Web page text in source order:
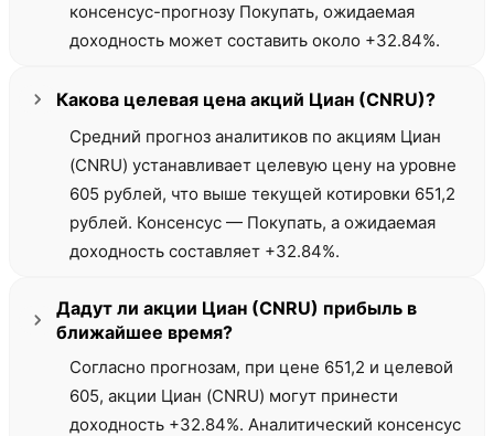
консенсус-прогнозу Покупать, ожидаемая
доходность может составить около +32.84%.
Какова целевая цена акций Циан (CNRU)?
Средний прогноз аналитиков по акциям Циан
(CNRU) устанавливает целевую цену на уровне
605 рублей, что выше текущей котировки 651,2
рублей. Консенсус — Покупать, а ожидаемая
доходность составляет +32.84%.
Дадут ли акции Циан (CNRU) прибыль в
ближайшее время?
Согласно прогнозам, при цене 651,2 и целевой
605, акции Циан (CNRU) могут принести
доходность +32.84%. Аналитический консенсус